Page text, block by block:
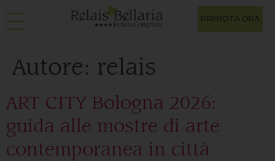
PRENOTA ORA
Autore: relais
ART CITY Bologna 2026:
guida alle mostre di arte
contemporanea in città